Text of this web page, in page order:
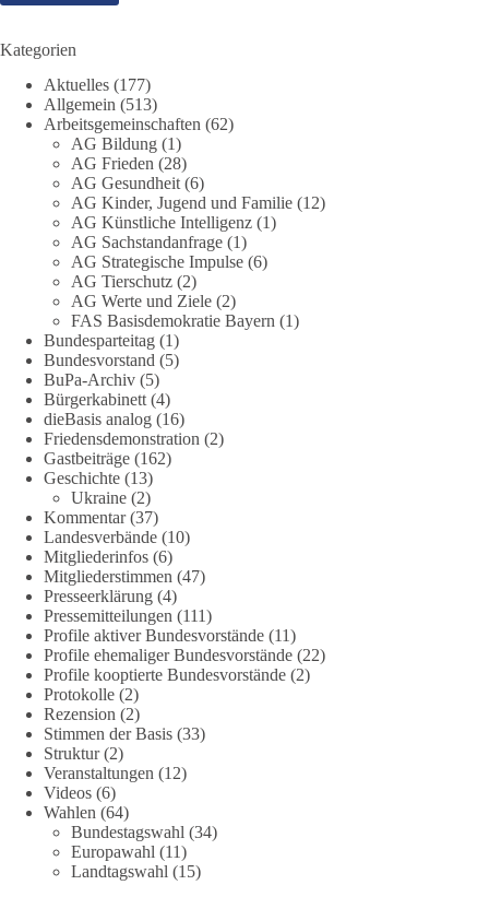
Folgen für Kinder, Familien, Unternehmen und das Vertrauen
🟩🟩🟦🟦🟥🟥🟧🟧
Eine demokratische Gesellschaft lebt nicht davon, unbequeme
Fragen zu vermeiden. Sie lebt davon, Fragen offen zu stellen
und transparent zu beantworten.
dieBasis fordert deshalb weiterhin eine unabhängige,
vollständige und transparente Aufarbeitung der Corona-Politik.
Ohne Denkverbote, ohne Vorverurteilungen und ohne Tabus.
Quellen:https://apnews.com/article/fauci-diaries-covid-origins-
rand-paul-6b25da9f75a0becbaf2886ab22643e67
https://www.tichyseinblick.de/kolumnen/aus-aller-welt/usa-
tagebuch-fauci-corona-impfung/
#dieBasis #Corona #Aufarbeitung
#Vertrauen
239 36 60
DieBasis
21 Stunden zuvor
🕊 Wir wollen den Krieg mit Russland nicht!
Am 20. Juni 2026 fand in Berlin am Brandenburger Tor die
Demonstration mit dem Motto „Russland ist nicht unser
Feind“ statt.
Hier ein Auszug aus der Rede von der
Bundestagsabgeordneten Sevim Dağdelen (BSW).
„Wir müssen Nein sagen zu diesem stinkenden
Kategorien
Aktuelles (177)
Allgemein (513)
Arbeitsgemeinschaften (62)
AG Bildung (1)
AG Frieden (28)
AG Gesundheit (6)
AG Kinder, Jugend und Familie (12)
AG Künstliche Intelligenz (1)
AG Sachstandanfrage (1)
AG Strategische Impulse (6)
AG Tierschutz (2)
AG Werte und Ziele (2)
FAS Basisdemokratie Bayern (1)
Bundesparteitag (1)
Bundesvorstand (5)
BuPa-Archiv (5)
Bürgerkabinett (4)
dieBasis analog (16)
Friedensdemonstration (2)
Gastbeiträge (162)
Geschichte (13)
Ukraine (2)
Kommentar(37)
Landesverbände (10)
Mitgliederinfos (6)
Mitgliederstimmen (47)
Presseerklärung (4)
Pressemitteilungen (111)
Profile aktiver Bundesvorstände (11)
Profile ehemaliger Bundesvorstände (22)
Profile kooptierte Bundesvorstände (2)
Protokolle (2)
Rezension (2)
Stimmen der Basis (33)
Struktur(2)
Veranstaltungen (12)
Videos (6)
Wahlen (64)
Bundestagswahl (34)
Europawahl (11)
Landtagswahl (15)